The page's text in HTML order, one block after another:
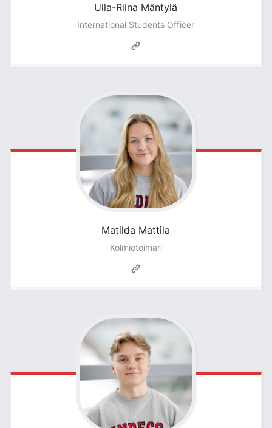
Ulla-Riina Mäntylä
International Students Officer
Matilda Mattila
Kolmiotoimari